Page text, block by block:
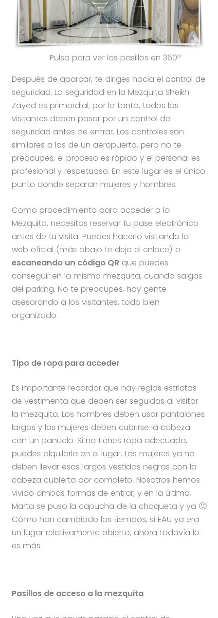
Pulsa para ver los pasillos en 360º
Después de aparcar, te diriges hacia el control de
seguridad. La seguridad en la Mezquita Sheikh
Zayed es primordial, por lo tanto, todos los
visitantes deben pasar por un control de
seguridad antes de entrar. Los controles son
similares a los de un aeropuerto, pero no te
preocupes, el proceso es rápido y el personal es
profesional y respetuoso. En este lugar es el único
punto donde separan mujeres y hombres.
Como procedimiento para acceder a la
Mezquita, necesitas reservar tu pase electrónico
antes de tu visita. Puedes hacerlo visitando la
web oficial (más abajo te dejo el enlace) o
escaneando un código QRque puedes
conseguir en la misma mezquita, cuando salgas
del parking. No te preocupes, hay gente
asesorando a los visitantes, todo bien
organizado.
Tipo de ropa para acceder
Es importante recordar que hay reglas estrictas
de vestimenta que deben ser seguidas al visitar
la mezquita. Los hombres deben usar pantalones
largos y las mujeres deben cubrirse la cabeza
con un pañuelo. Si no tienes ropa adecuada,
puedes alquilarla en el lugar. Las mujeres ya no
deben llevar esos largos vestidos negros con la
cabeza cubierta por completo. Nosotros hemos
vivido ambas formas de entrar, y en la última,
Marta se puso la capucha de la chaqueta y ya 🙂
Cómo han cambiado los tiempos, si EAU ya era
un lugar relativamente abierto, ahora todavía lo
es más.
Pasillos de acceso a la mezquita